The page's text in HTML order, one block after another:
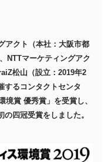
アクト（本社：大阪市都
NTTマーケティングアク
松山（設立：2019年2
するコンタクトセンタ
境賞 優秀賞」を受賞し、
四冠受賞をしました。